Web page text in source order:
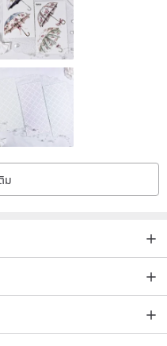
ม